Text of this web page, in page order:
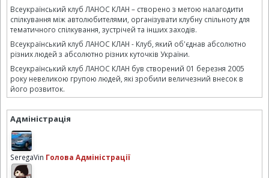
Всеукраїнський клуб ЛАНОС КЛАН – створено з метою налагодити
спілкування між автолюбителями, організувати клубну спільноту для
тематичного спілкування, зустрічей та інших заходів.
Всеукраїнський клуб ЛАНОС КЛАН - Клуб, який об'єднав абсолютно
різних людей з абсолютно різних куточків України.
Всеукраїнський клуб ЛАНОС КЛАН був створений 01 березня 2005
року невеликою групою людей, які зробили величезний внесок в
його розвиток.
Адміністрація
SeregaVin Голова Адміністрації